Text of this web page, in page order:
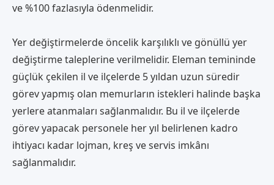
ve %100 fazlasıyla ödenmelidir.
Yer değiştirmelerde öncelik karşılıklı ve gönüllü yer
değiştirme taleplerine verilmelidir. Eleman temininde
güçlük çekilen il ve ilçelerde 5 yıldan uzun süredir
görev yapmış olan memurların istekleri halinde başka
yerlere atanmaları sağlanmalıdır. Bu il ve ilçelerde
görev yapacak personele her yıl belirlenen kadro
ihtiyacı kadar lojman, kreş ve servis imkânı
sağlanmalıdır.